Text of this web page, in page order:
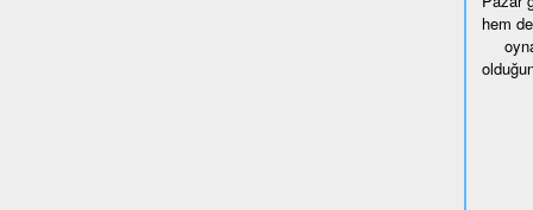
hem